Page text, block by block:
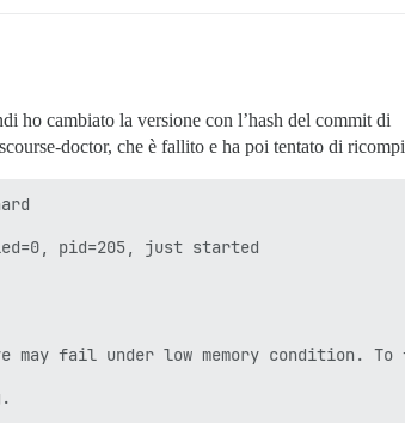
ho cambiato la versione con l’hash del commit di
doctor, che è fallito e ha poi tentato di
pid=205, just started
save may fail under low memory